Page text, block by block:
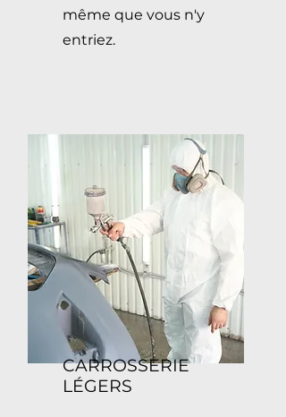
même que vous n'y
entriez.
CARROSSERIE
LÉGERS